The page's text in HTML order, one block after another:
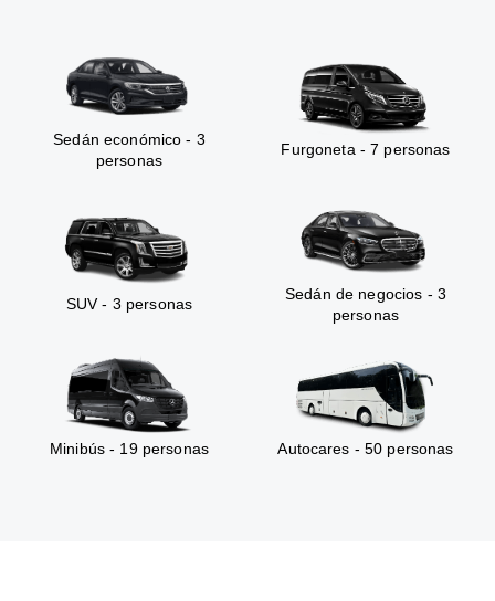
Sedán económico - 3
personas
Furgoneta - 7 personas
SUV - 3 personas
Sedán de negocios - 3
personas
Minibús - 19 personas Autocares - 50 personas